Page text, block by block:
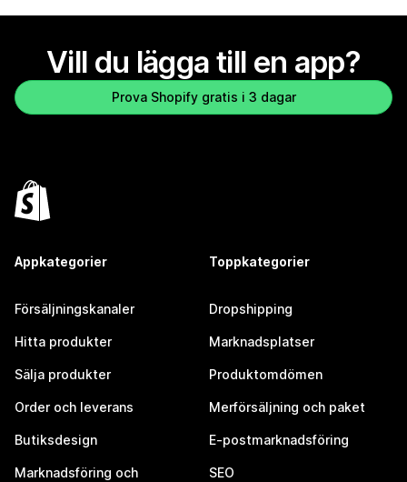
Vill du lägga till en app?
Prova Shopify gratis i 3 dagar
Appkategorier
Försäljningskanaler
Hitta produkter
Sälja produkter
Order och leverans
Butiksdesign
Marknadsföring och
Toppkategorier
Dropshipping
Marknadsplatser
Produktomdömen
Merförsäljning och paket
E-postmarknadsföring
SEO